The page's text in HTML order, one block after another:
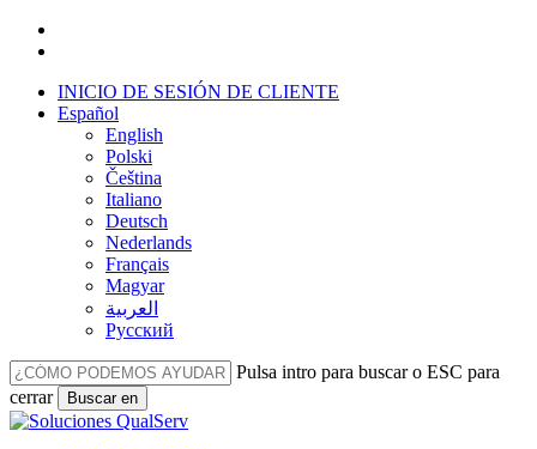
principalINICIO DE SESIÓN DE CLIENTE
Español
English
Polski
Čeština
Italiano
Deutsch
Nederlands
Français
Magyar
العربية‏
Русский
Pulsa intro para buscar o ESC para
cerrar
Buscar en
Cerrar